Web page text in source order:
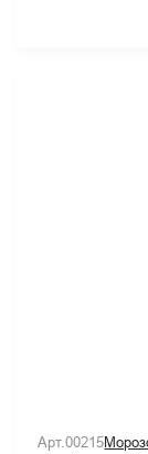
Арт.00215